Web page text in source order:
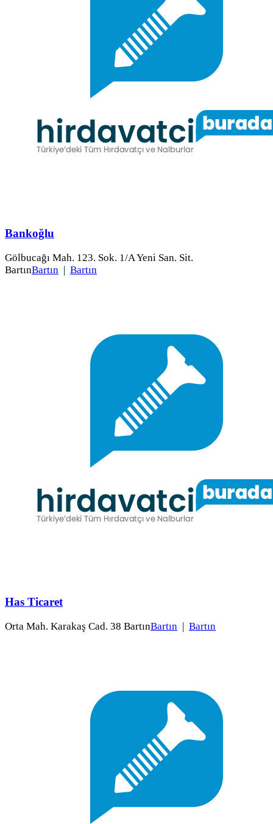
Bankoğlu
Gölbucağı Mah. 123. Sok. 1/A Yeni San. Sit.
BartınBartın | Bartın
Has Ticaret
Orta Mah. Karakaş Cad. 38 BartınBartın | Bartın